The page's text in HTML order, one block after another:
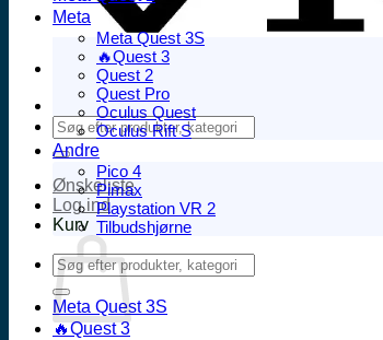
Søg
efter:
Ønskeliste
Log ind
Kurv
Meta
Meta Quest 3S
🔥Quest 3
Quest 2
Quest Pro
Oculus Quest
Oculus Rift S
Andre
Pico 4
Pimax
Playstation VR 2
Tilbudshjørne
Søg
efter:
Meta Quest 3S
🔥Quest 3